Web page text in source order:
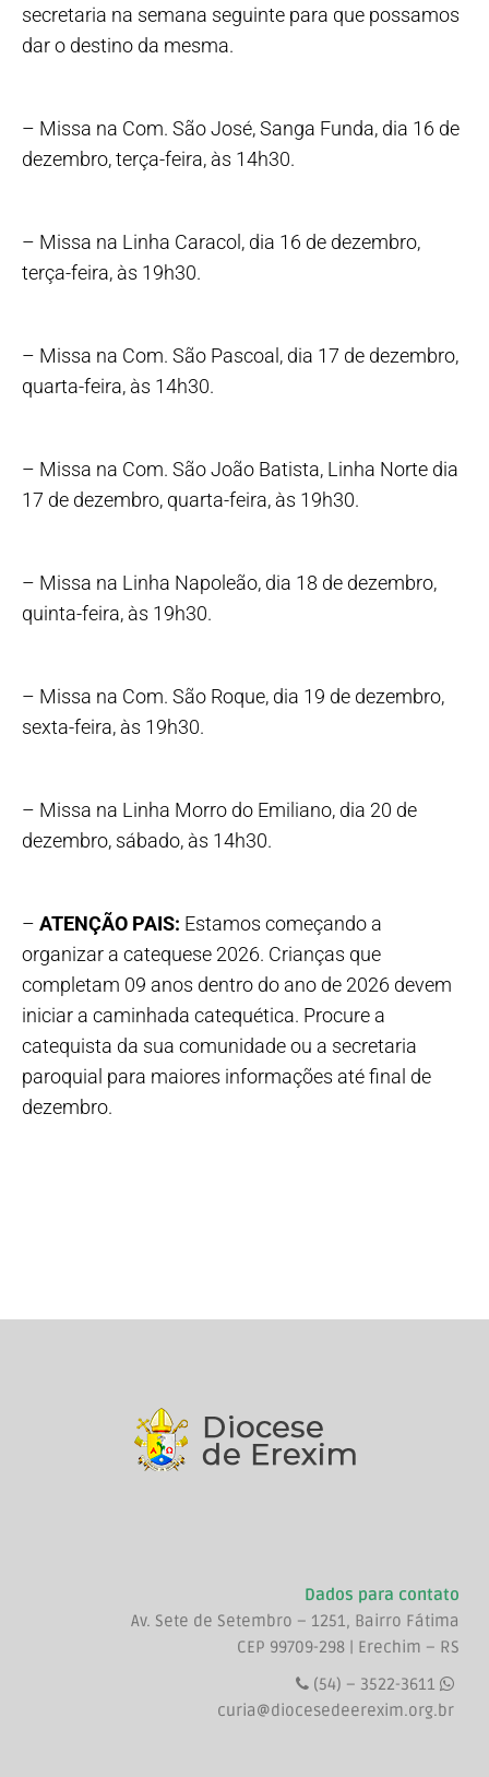
secretaria na semana seguinte para que possamos
dar o destino da mesma.
– Missa na Com. São José, Sanga Funda, dia 16 de
dezembro, terça-feira, às 14h30.
– Missa na Linha Caracol, dia 16 de dezembro,
terça-feira, às 19h30.
– Missa na Com. São Pascoal, dia 17 de dezembro,
quarta-feira, às 14h30.
– Missa na Com. São João Batista, Linha Norte dia
17 de dezembro, quarta-feira, às 19h30.
– Missa na Linha Napoleão, dia 18 de dezembro,
quinta-feira, às 19h30.
– Missa na Com. São Roque, dia 19 de dezembro,
sexta-feira, às 19h30.
– Missa na Linha Morro do Emiliano, dia 20 de
dezembro, sábado, às 14h30.
– ATENÇÃO PAIS: Estamos começando a
organizar a catequese 2026. Crianças que
completam 09 anos dentro do ano de 2026 devem
iniciar a caminhada catequética. Procure a
catequista da sua comunidade ou a secretaria
paroquial para maiores informações até final de
dezembro.
Dados para contato
Av. Sete de Setembro – 1251, Bairro Fátima
CEP 99709-298 | Erechim – RS
(54) – 3522-3611
curia@diocesedeerexim.org.br